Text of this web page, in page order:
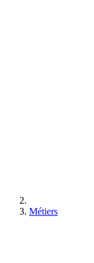
Métiers